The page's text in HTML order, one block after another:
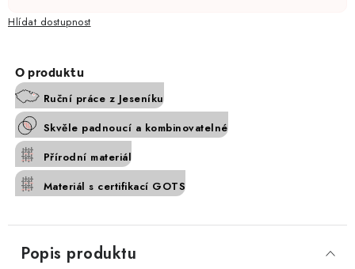
Hlídat
Ruční práce z Jeseníku
Skvěle padnoucí a kombinovatelné
Přírodní materiál
Materiál s certifikací GOTS
Popis produktu